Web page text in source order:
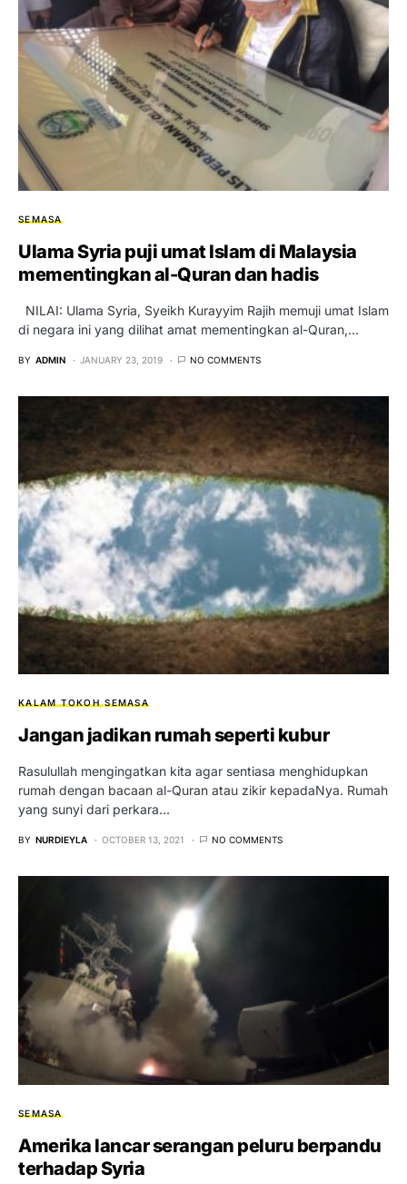
SEMASA
Ulama Syria puji umat Islam di Malaysia
mementingkan al-Quran dan hadis
NILAI: Ulama Syria, Syeikh Kurayyim Rajih memuji umat Islam
di negara ini yang dilihat amat mementingkan al-Quran,…
BY ADMIN JANUARY 23, 2019 NO COMMENTS
KALAM TOKOH SEMASA
Jangan jadikan rumah seperti kubur
Rasulullah mengingatkan kita agar sentiasa menghidupkan
rumah dengan bacaan al-Quran atau zikir kepadaNya. Rumah
yang sunyi dari perkara…
BY NURDIEYLA OCTOBER 13, 2021 NO COMMENTS
SEMASA
Amerika lancar serangan peluru berpandu
terhadap Syria